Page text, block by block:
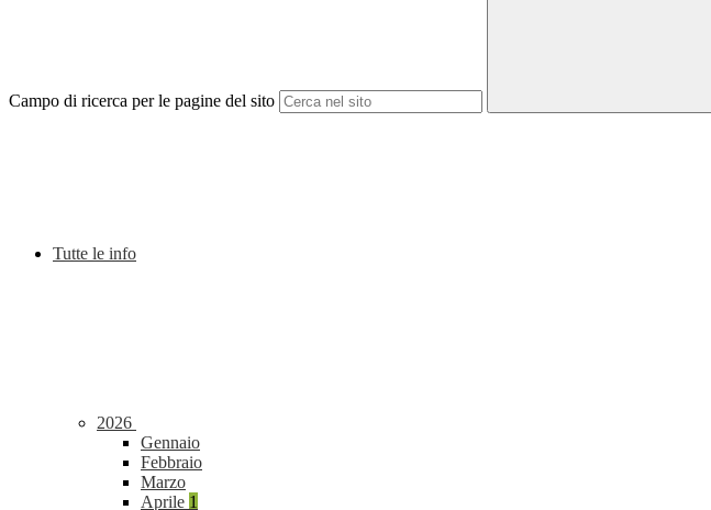
Campo di ricerca per le pagine del sito
Tutte le info
2026
Gennaio
Febbraio
Marzo
Aprile 1